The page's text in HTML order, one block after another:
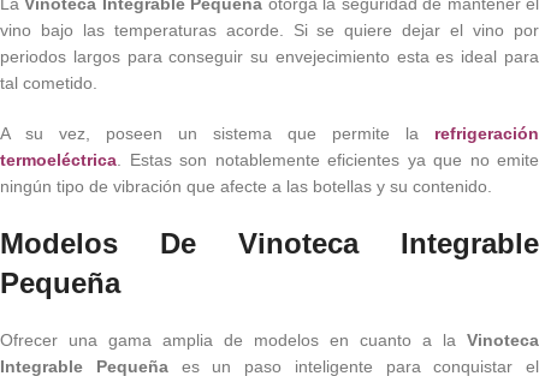
vino bajo las temperaturas acorde. Si se quiere dejar el vino por
periodos largos para conseguir su envejecimiento esta es ideal para
tal cometido.
A su vez, poseen un sistema que permite la refrigeración
termoeléctrica . Estas son notablemente eficientes ya que no emite
ningún tipo de vibración que afecte a las botellas y su contenido.
Modelos De Vinoteca Integrable
Pequeña
Ofrecer una gama amplia de modelos en cuanto a la Vinoteca
Integrable Pequeñaes un paso inteligente para conquistar el